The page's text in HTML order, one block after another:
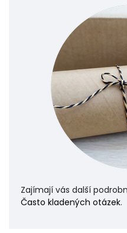
Zajímají vás další
Často kladených otázek.